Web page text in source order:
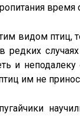
видом птиц,
редких
и
им не